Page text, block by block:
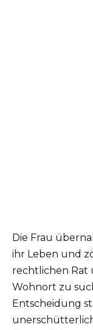
Die Frau
ihr Leben und
rechtlichen Rat
Wohnort zu
Entscheidung